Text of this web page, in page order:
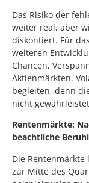
Das Risiko der
weiter real, aber
diskontiert. Für
weiteren
Chancen,
Aktienmärkten.
begleiten, denn
nicht
Rentenmärkte:
beachtliche
Die
zur Mitte des